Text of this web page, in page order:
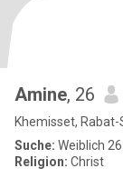
Amine, 26
Khemisset,
Suche: Weiblich
Religion: Christ